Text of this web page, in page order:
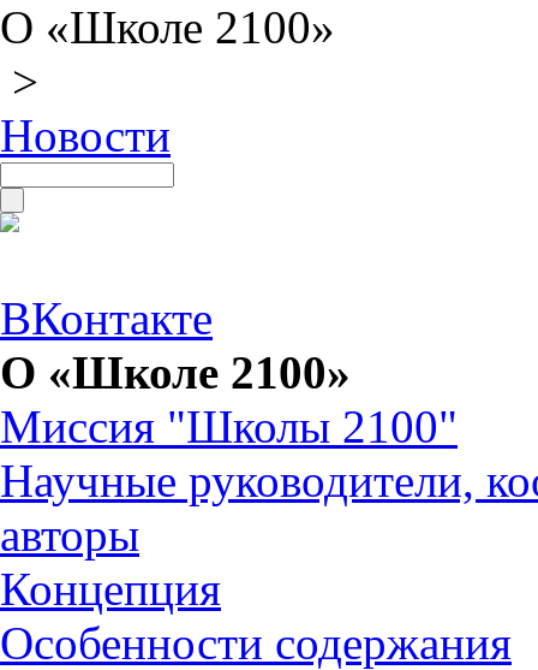
О «Школе 2100»
>
Новости
ВКонтакте
О «Школе 2100»
Миссия "Школы 2100"
Научные руководители,
авторы
Концепция
Особенности содержания